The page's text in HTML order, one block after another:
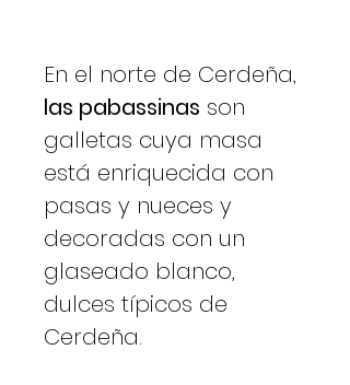
En el norte de Cerdeña,
las pabassinas son
galletas cuya masa
está enriquecida con
pasas y nueces y
decoradas con un
glaseado blanco,
dulces típicos de
Cerdeña.